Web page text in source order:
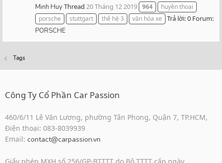
Minh HuyThread 20 Tháng 12 2019 964
huyền thoại
porsche
stuttgart thế hệ 3 văn hóa xe Trả lời: 0 Forum:
PORSCHE
Tags
Công Ty Cổ Phần Car Passion
460/6/11 Lê Văn Lương, phường Tân Phong, Quận 7, TP.HCM,
Điện thoại: 083-8039939
Email: contact@carpassion.vn